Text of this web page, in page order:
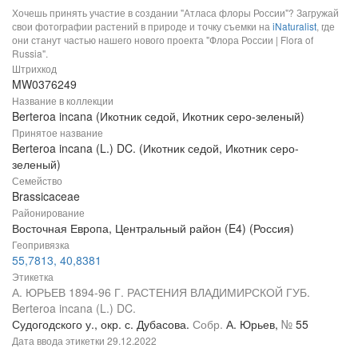
Хочешь принять участие в создании "Атласа флоры России"? Загружай
свои фотографии растений в природе и точку съемки на iNaturalist, где
они станут частью нашего нового проекта "Флора России | Flora of
Russia".
Штрихкод
MW0376249
Название в коллекции
Berteroa incana (Икотник седой, Икотник серо-зеленый)
Принятое название
Berteroa incana (L.) DC. (Икотник седой, Икотник серо-
зеленый)
Семейство
Brassicaceae
Районирование
Восточная Европа, Центральный район (E4) (Россия)
Геопривязка
55,7813, 40,8381
Этикетка
А. ЮРЬЕВ 1894-96 Г. РАСТЕНИЯ ВЛАДИМИРСКОЙ ГУБ.
Berteroa incana (L.) DC.
Судогодского у., окр. с. Дубасова. Собр. А. Юрьев, № 55
Дата ввода этикетки 29.12.2022